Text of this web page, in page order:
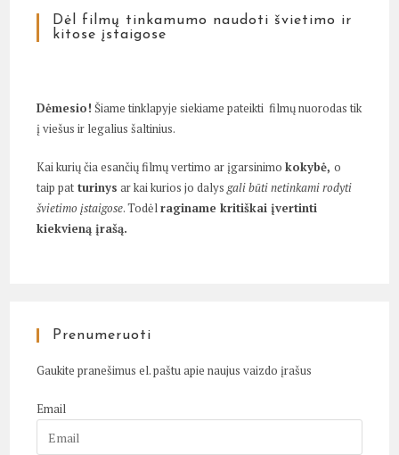
Dėl filmų tinkamumo naudoti švietimo ir
kitose įstaigose
Dėmesio! Šiame tinklapyje siekiame pateikti filmų nuorodas tik
į viešus ir legalius šaltinius.
Kai kurių čia esančių filmų vertimo ar įgarsinimokokybė,o
taip pat turinys ar kai kurios jo dalysgali būti netinkami rodyti
švietimo įstaigose. Todėlraginame kritiškai įvertinti
kiekvieną įrašą.
Prenumeruoti
Gaukite pranešimus el. paštu apie naujus vaizdo įrašus
Email